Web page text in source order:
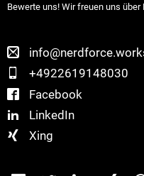
Bewerte uns! Wir freuen uns über
+4922619148030
Facebook
LinkedIn
Xing